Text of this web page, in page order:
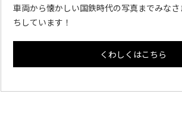
車両から懐かしい国鉄時代の写真までみな
ちしています！
くわしくはこちら